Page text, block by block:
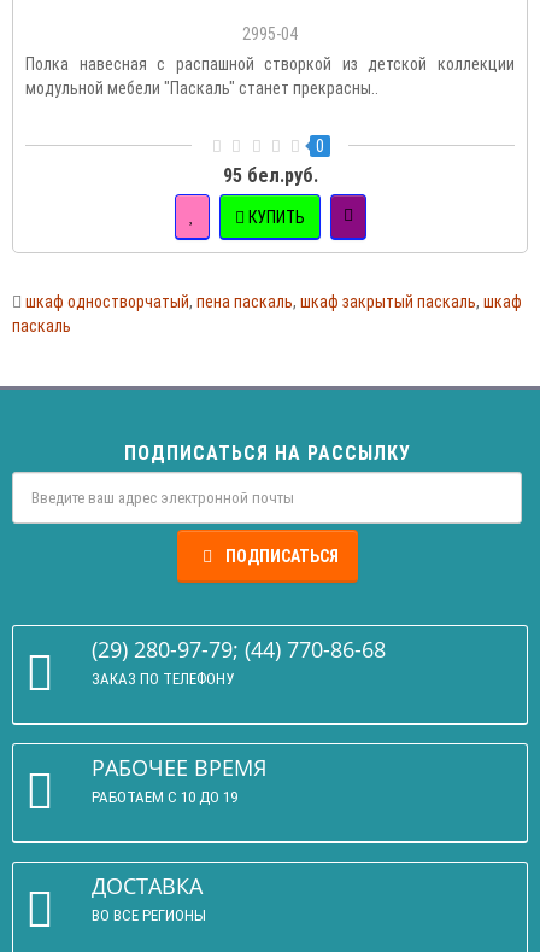
2995-04
Полка навесная с распашной створкой из детской коллекции
модульной мебели "Паскаль" станет прекрасны..
0
95 бел.руб.
КУПИТЬ
шкаф одностворчатый, пена паскаль, шкаф закрытый паскаль, шкаф
паскаль
ПОДПИСАТЬСЯ НА РАССЫЛКУ
ПОДПИСАТЬСЯ
(29) 280-97-79; (44) 770-86-68
ЗАКАЗ ПО ТЕЛЕФОНУ
РАБОЧЕЕ ВРЕМЯ
РАБОТАЕМ С 10 ДО 19
ДОСТАВКА
ВО ВСЕ РЕГИОНЫ